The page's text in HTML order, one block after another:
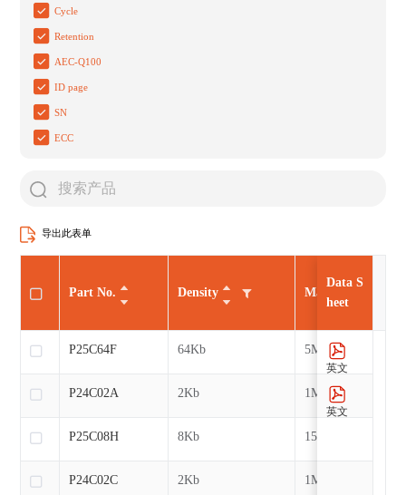
Cycle
Retention
AEC-Q100
ID page
SN
ECC
导出此表单
Density Max CLK
64Kb 5MHz
2Kb 1MHz
8Kb 15MHz
2Kb 1MHz
Part No.
P25C64F
P24C02A
P25C08H
P24C02C
Data S
heet
英文
英文